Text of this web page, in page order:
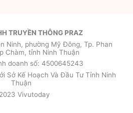
TRUYỀN THÔNG PRAZ
Ninh, phường Mỹ Đông, Tp. Phan
Chàm, tỉnh Ninh Thuận
doanh số: 4500645243
Sở Kế Hoạch Và Đầu Tư Tỉnh Ninh
Thuận
Vivutoday